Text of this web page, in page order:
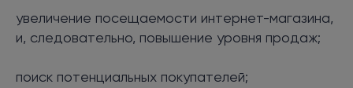
увеличение посещаемости интернет-магазина,
и, следовательно, повышение уровня продаж;
поиск потенциальных покупателей;